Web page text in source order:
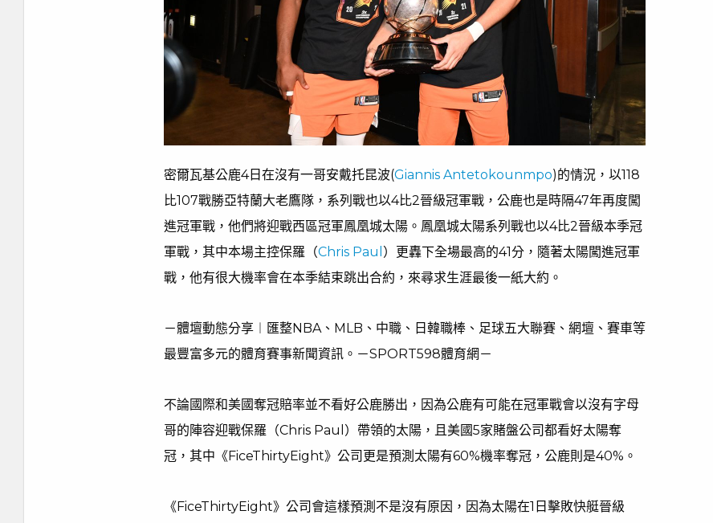
密爾瓦基公鹿4日在沒有一哥安戴托昆波(Giannis Antetokounmpo)的情況，以118
比107戰勝亞特蘭大老鷹隊，系列戰也以4比2晉級冠軍戰，公鹿也是時隔47年再度闖
進冠軍戰，他們將迎戰西區冠軍鳳凰城太陽。鳳凰城太陽系列戰也以4比2晉級本季冠
軍戰，其中本場主控保羅（Chris Paul ）更轟下全場最高的41分，隨著太陽闖進冠軍
戰，他有很大機率會在本季結束跳出合約，來尋求生涯最後一紙大約。
－體壇動態分享︱匯整NBA、MLB、中職、日韓職棒、足球五大聯賽、網壇、賽車等
最豐富多元的體育賽事新聞資訊。－SPORT598體育網－
不論國際和美國奪冠賠率並不看好公鹿勝出，因為公鹿有可能在冠軍戰會以沒有字母
哥的陣容迎戰保羅（Chris Paul）帶領的太陽，且美國5家賭盤公司都看好太陽奪
冠，其中《FiceThirtyEight》公司更是預測太陽有60%機率奪冠，公鹿則是40%。
《FiceThirtyEight》公司會這樣預測不是沒有原因，因為太陽在1日擊敗快艇晉級